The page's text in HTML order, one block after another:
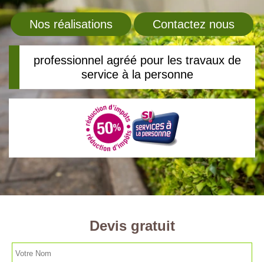
Nos réalisations Contactez nous
professionnel agréé pour les travaux de
service à la personne
Devis gratuit